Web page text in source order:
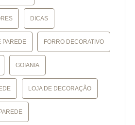
DICAS
PAREDE FORRO DECORATIVO
GOIANIA
LOJA DE DECORAÇÃO